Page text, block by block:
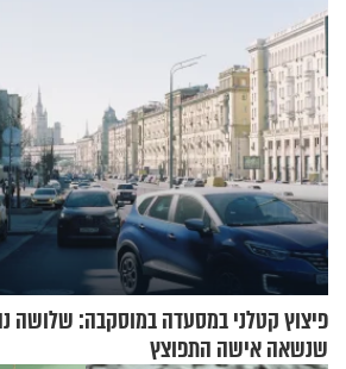
פיצוץ קטלני במסעדה במוסקבה: שלושה
שנשאה אישה התפוצץ